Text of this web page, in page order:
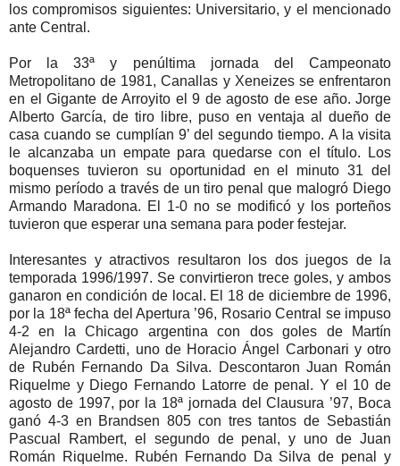
los compromisos siguientes: Universitario, y el mencionado
ante Central.
Por la 33ª y penúltima jornada del Campeonato
Metropolitano de 1981, Canallas y Xeneizes se enfrentaron
en el Gigante de Arroyito el 9 de agosto de ese año. Jorge
Alberto García, de tiro libre, puso en ventaja al dueño de
casa cuando se cumplían 9’ del segundo tiempo. A la visita
le alcanzaba un empate para quedarse con el título. Los
boquenses tuvieron su oportunidad en el minuto 31 del
mismo período a través de un tiro penal que malogró Diego
Armando Maradona. El 1-0 no se modificó y los porteños
tuvieron que esperar una semana para poder festejar.
Interesantes y atractivos resultaron los dos juegos de la
temporada 1996/1997. Se convirtieron trece goles, y ambos
ganaron en condición de local. El 18 de diciembre de 1996,
por la 18ª fecha del Apertura ’96, Rosario Central se impuso
4-2 en la Chicago argentina con dos goles de Martín
Alejandro Cardetti, uno de Horacio Ángel Carbonari y otro
de Rubén Fernando Da Silva. Descontaron Juan Román
Riquelme y Diego Fernando Latorre de penal. Y el 10 de
agosto de 1997, por la 18ª jornada del Clausura ’97, Boca
ganó 4-3 en Brandsen 805 con tres tantos de Sebastián
Pascual Rambert, el segundo de penal, y uno de Juan
Román Riquelme. Rubén Fernando Da Silva de penal y